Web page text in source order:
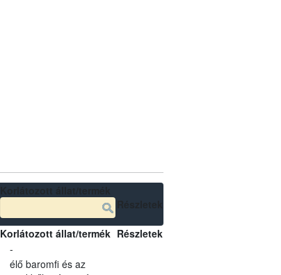
Korlátozott állat/termék Részletek
-
élő baromfi és az